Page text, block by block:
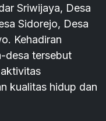
Sriwijaya, Desa
Sidorejo, Desa
Kehadiran
desa tersebut
kualitas hidup dan